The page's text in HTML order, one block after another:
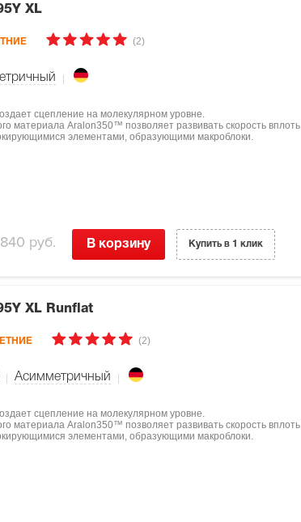
XL
(2)
сцепление на молекулярном уровне.
материала Aralon350™ позволяет развивать скорость
элементами, образующими макроблоки.
руб. В корзину Купить в 1 клик
XL Runflat
(2)
Асимметричный
сцепление на молекулярном уровне.
материала Aralon350™ позволяет развивать скорость
элементами, образующими макроблоки.